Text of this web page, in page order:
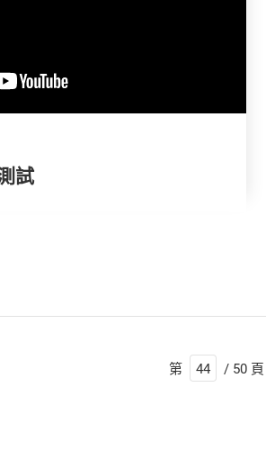
試
第 / 50 頁